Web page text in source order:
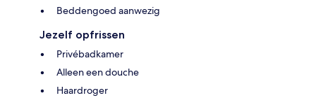
Beddengoed aanwezig
Jezelf opfrissen
Privébadkamer
Alleen een douche
Haardroger